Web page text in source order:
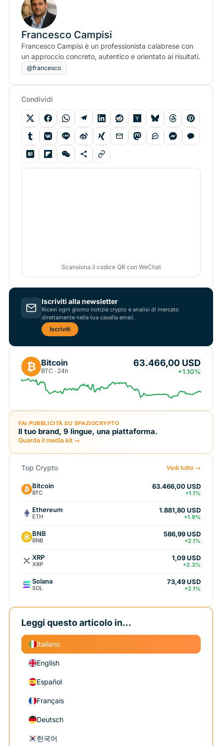
Francesco Campisi
Francesco Campisi è un professionista calabrese con
un approccio concreto, autentico e orientato ai risultati.
@francesco
Condividi
Scansiona il codice QR con WeChat
Iscriviti alla newsletter
Ricevi ogni giorno notizie crypto e analisi di mercato
direttamente nella tua casella email.
Iscriviti
₿ Bitcoin
BTC · 24h
63.466,00 USD
+1.10%
FAI PUBBLICITÀ SU SPAZIOCRYPTO
Il tuo brand, 9 lingue, una piattaforma.
Guarda il media kit →
Top Crypto Vedi tutto →
Bitcoin
BTC
63.466,00 USD
+1.1%
Ethereum
ETH
1.881,80 USD
+1.9%
BNB
BNB
586,99 USD
+2.1%
XRP
XRP
1,09 USD
+2.3%
Solana
SOL
73,49 USD
+2.1%
Leggi questo articolo in...
Italiano
English
Español
Français
Deutsch
한국어